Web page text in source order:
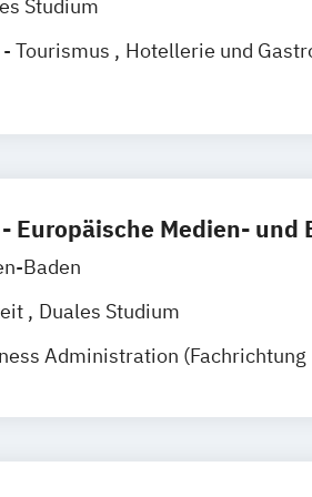
Studium
- Tourismus
Hotellerie und
Europäische Medien- und
Baden
Duales Studium
Administration (Fachrichtung
Administration (Fachrichtung